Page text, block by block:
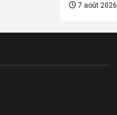
7 août 2026